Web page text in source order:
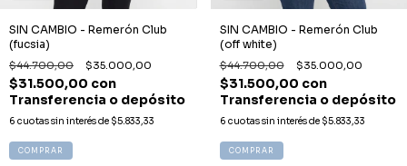
SIN CAMBIO - Remerón Club
(fucsia)
$44.700,00 $35.000,00
$31.500,00 con
Transferencia o depósito
6 cuotas sin interés de $5.833,33
COMPRAR
SIN CAMBIO - Remerón Club
(off white)
$44.700,00 $35.000,00
$31.500,00 con
Transferencia o depósito
6 cuotas sin interés de $5.833,33
COMPRAR